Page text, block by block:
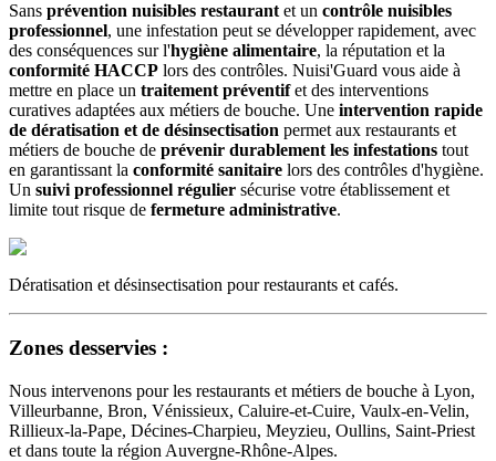
Sans prévention nuisibles restaurantet un contrôle nuisibles
professionnel, une infestation peut se développer rapidement, avec
des conséquences sur l'hygiène alimentaire, la réputation et la
conformité HACCP lors des contrôles. Nuisi'Guard vous aide à
mettre en place un traitement préventifet des interventions
curatives adaptées aux métiers de bouche. Une intervention rapide
de dératisation et de désinsectisation permet aux restaurants et
métiers de bouche de prévenir durablement les infestations tout
en garantissant la conformité sanitaire lors des contrôles d'hygiène.
Un suivi professionnel régulier sécurise votre établissement et
limite tout risque de fermeture administrative.
Dératisation et désinsectisation pour restaurants et cafés.
Zones desservies :
Nous intervenons pour les restaurants et métiers de bouche à Lyon,
Villeurbanne, Bron, Vénissieux, Caluire-et-Cuire, Vaulx-en-Velin,
Rillieux-la-Pape, Décines-Charpieu, Meyzieu, Oullins, Saint-Priest
et dans toute la région Auvergne-Rhône-Alpes.